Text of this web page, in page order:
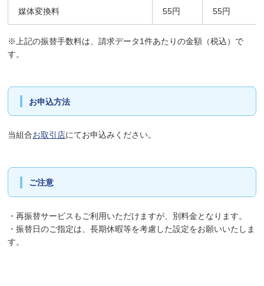
媒体変換料 55円 55円
※上記の振替手数料は、請求データ1件あたりの金額（税込）で
す。
お申込方法
当組合お取引店にてお申込みください。
ご注意
・再振替サービスもご利用いただけますが、別料金となります。
・振替日のご指定は、長期休暇等を考慮した設定をお願いいたしま
す。